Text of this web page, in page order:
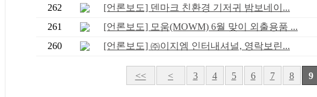
262
[언론보도] 덴마크 친환경 기저귀 밤보네이...
261
[언론보도] 모움(MOWM) 6월 맞이 외출용품 ...
260
[언론보도] ㈜이지엠 인터내셔널, 영락보린...
<< < 3 4 5 6 7 8 9